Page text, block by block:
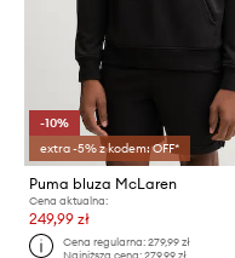
-10%
extra -5% z kodem: OFF*
Puma bluza McLaren
Cena aktualna:
249,99 zł
Cena regularna:279,99 zł
Najniższa cena:279,99 zł